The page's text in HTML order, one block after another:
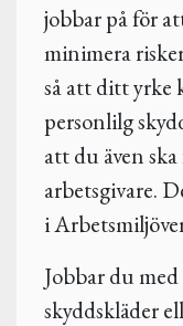
jobbar på för
minimera
så att ditt yrke
personlilg
att du även
arbetsgivare.
i
Jobbar du
skyddskläder